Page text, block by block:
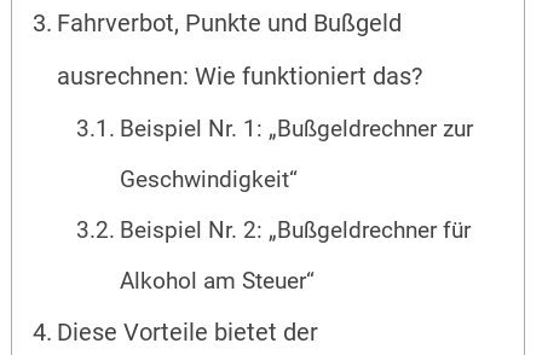
Fahrverbot, Punkte und Bußgeld
ausrechnen: Wie funktioniert das?
Beispiel Nr. 1: „Bußgeldrechner zur
Geschwindigkeit“
Beispiel Nr. 2: „Bußgeldrechner für
Alkohol am Steuer“
Diese Vorteile bietet der